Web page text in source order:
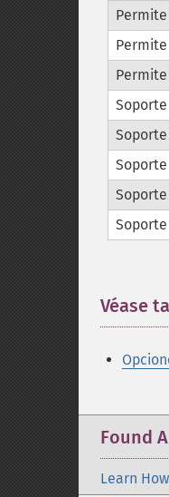
Véase
Found
Learn